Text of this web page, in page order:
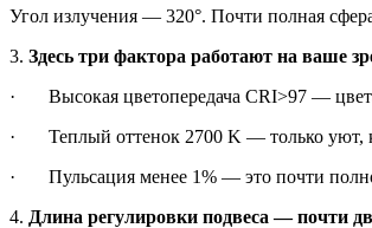
Угол излучения — 320°. Почти полная
3. Здесь три фактора работают на ваше
· Высокая цветопередача CRI>97 —
· Теплый оттенок 2700 K — только уют,
· Пульсация менее 1% — это почти полное
4. Длина регулировки подвеса — почти